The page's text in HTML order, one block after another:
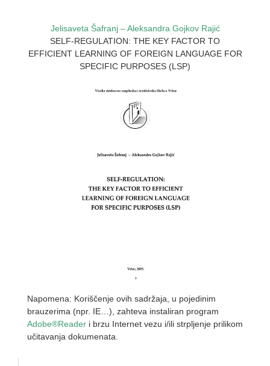
Jelisaveta Šafranj – Aleksandra Gojkov Rajić
SELF-REGULATION: THE KEY FACTOR TO
EFFICIENT LEARNING OF FOREIGN LANGUAGE FOR
SPECIFIC PURPOSES (LSP)
Napomena: Koriščenje ovih sadržaja, u pojedinim
brauzerima (npr. IE…), zahteva instaliran program
Adobe®Reader i brzu Internet vezu i/ili strpljenje prilikom
učitavanja dokumenata.